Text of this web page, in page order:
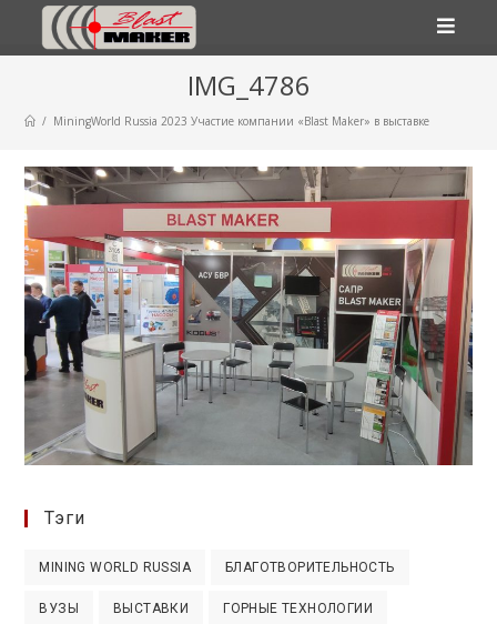
Перейти
IMG_4786
/ MiningWorld Russia 2023 Участие компании «Blast Maker» в выставке
Тэги
MINING WORLD RUSSIA БЛАГОТВОРИТЕЛЬНОСТЬ
ВУЗЫ ВЫСТАВКИ ГОРНЫЕ ТЕХНОЛОГИИ